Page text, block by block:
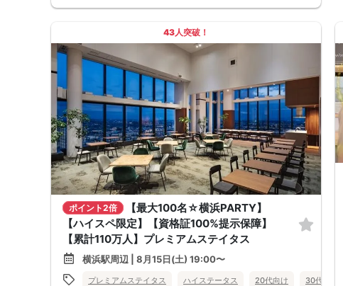
43人突破！
ポイント2倍
【最大100名☆横浜PARTY】
【ハイスペ限定】【資格証100%提示保障】
【累計110万人】プレミアムステイタス
横浜駅周辺 | 8月15日(土) 19:00〜
プレミアムステイタス ハイステータス 20代向け 30代向け